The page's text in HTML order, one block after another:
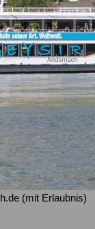
(mit Erlaubnis)